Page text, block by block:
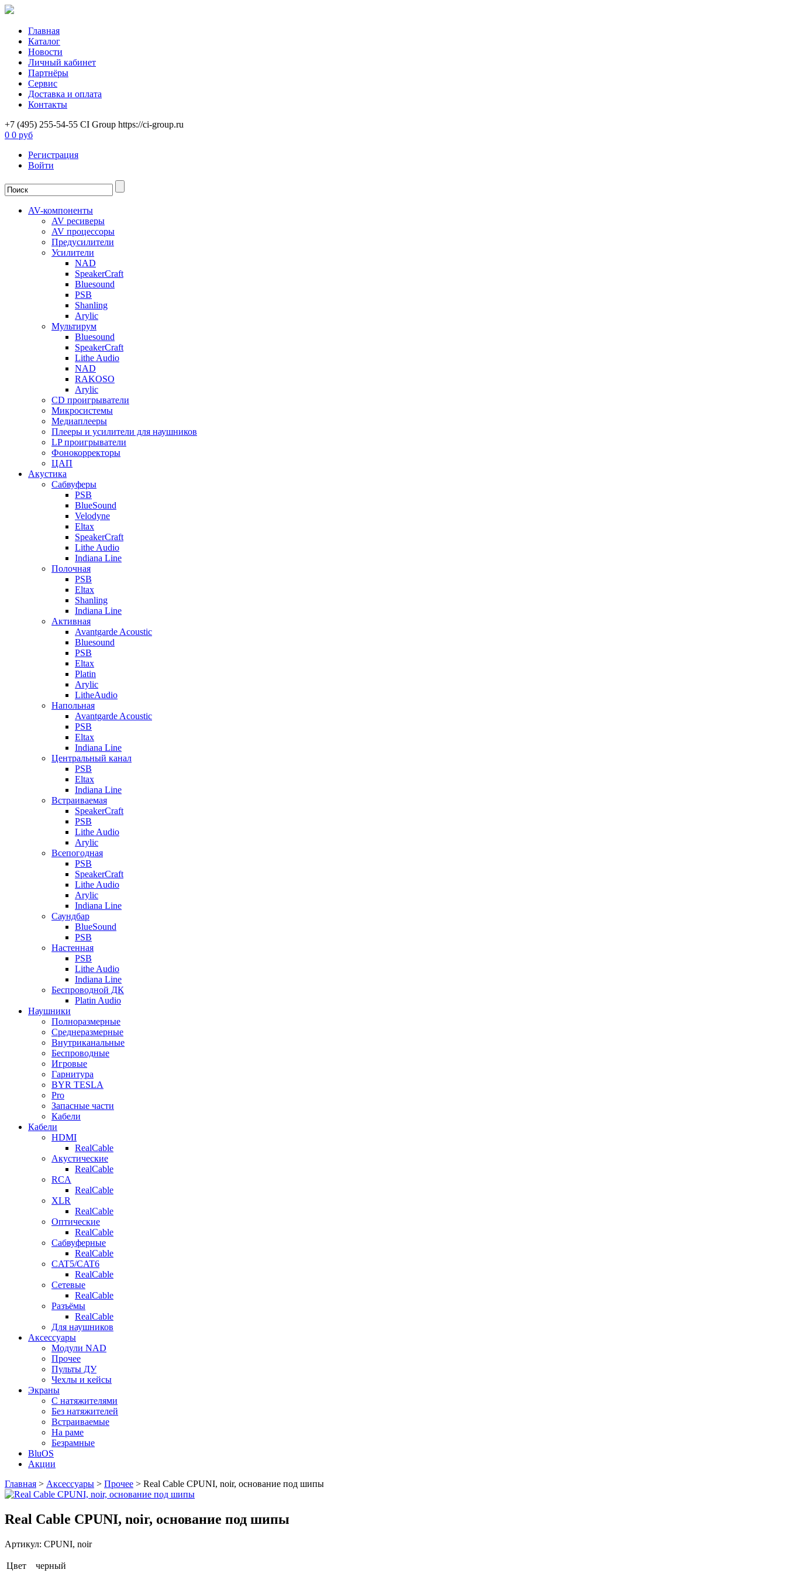
Главная
Каталог
Новости
Личный кабинет
Партнёры
Сервис
Доставка и оплата
Контакты
+7 (495) 255-54-55 CI Group https://ci-group.ru
0 0 руб
Регистрация
Войти
AV-компоненты
AV ресиверы
AV процессоры
Предусилители
Усилители
NAD
SpeakerCraft
Bluesound
PSB
Shanling
Arylic
Мультирум
Bluesound
SpeakerCraft
Lithe Audio
NAD
RAKOSO
Arylic
CD проигрыватели
Микросистемы
Медиаплееры
Плееры и усилители для наушников
LP проигрыватели
Фонокорректоры
ЦАП
Акустика
Сабвуферы
PSB
BlueSound
Velodyne
Eltax
SpeakerCraft
Lithe Audio
Indiana Line
Полочная
PSB
Eltax
Shanling
Indiana Line
Активная
Avantgarde Acoustic
Bluesound
PSB
Eltax
Platin
Arylic
LitheAudio
Напольная
Avantgarde Acoustic
PSB
Eltax
Indiana Line
Центральный канал
PSB
Eltax
Indiana Line
Встраиваемая
SpeakerCraft
PSB
Lithe Audio
Arylic
Всепогодная
PSB
SpeakerCraft
Lithe Audio
Arylic
Indiana Line
Саундбар
BlueSound
PSB
Настенная
PSB
Lithe Audio
Indiana Line
Беспроводной ДК
Platin Audio
Наушники
Полноразмерные
Среднеразмерные
Внутриканальные
Беспроводные
Игровые
Гарнитура
BYR TESLA
Pro
Запасные части
Кабели
Кабели
HDMI
RealCable
Акустические
RealCable
RCA
RealCable
XLR
RealCable
Оптические
RealCable
Сабвуферные
RealCable
CAT5/CAT6
RealCable
Сетевые
RealCable
Разъёмы
RealCable
Для наушников
Аксессуары
Модули NAD
Прочее
Пульты ДУ
Чехлы и кейсы
Экраны
С натяжителями
Без натяжителей
Встраиваемые
На раме
Безрамные
BluOS
Акции
Главная > Аксессуары > Прочее > Real Cable CPUNI, noir, основание под шипы
Real Cable CPUNI, noir, основание под шипы
Артикул: CPUNI, noir
Цвет черный